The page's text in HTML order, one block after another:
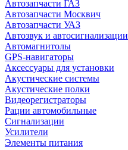
Автозапчасти ГАЗ
Автозапчасти Москвич
Автозапчасти УАЗ
Автозвук и автосигнализации
Автомагнитолы
GPS-навигаторы
Аксессуары для установки
Акустические системы
Акустические полки
Видеорегистраторы
Рации автомобильные
Сигнализации
Усилители
Элементы питания